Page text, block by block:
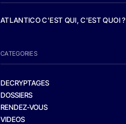
ATLANTICO C'EST QUI, C'EST QUOI ?
CATEGORIES
DECRYPTAGES
DOSSIERS
RENDEZ-VOUS
VIDEOS